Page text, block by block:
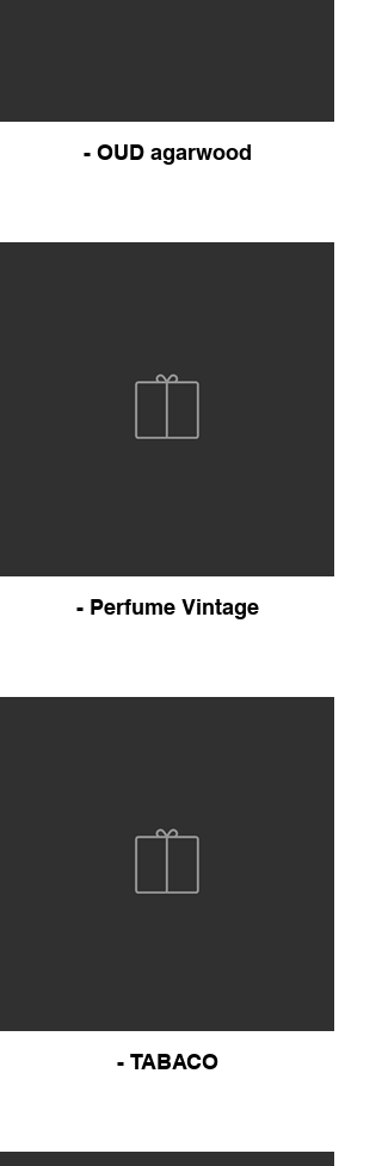
- OUD agarwood
- Perfume Vintage
- TABACO